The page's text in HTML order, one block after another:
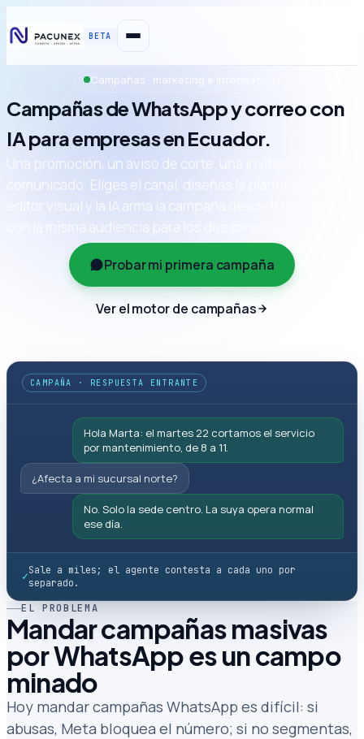
BETA
Campañas · marketing e informativas
Campañas de WhatsApp y correo con
IA para empresas en Ecuador.
Una promoción, un aviso de corte, una invitación o un
comunicado. Eliges el canal, diseñas la plantilla en un
editor visual y la IA arma la campaña desde tu Excel —
con la misma audiencia para los dos canales.
Probar mi primera campaña
Ver el motor de campañas
CAMPAÑA · RESPUESTA ENTRANTE
Hola Marta: el martes 22 cortamos el servicio
por mantenimiento, de 8 a 11.
¿Afecta a mi sucursal norte?
No. Solo la sede centro. La suya opera normal
ese día.
✓Sale a miles; el agente contesta a cada uno por
separado.
EL PROBLEMA
Mandar campañas masivas
por WhatsApp es un campo
minado
Hoy mandar campañas WhatsApp es difícil: si
abusas, Meta bloquea el número; si no segmentas,